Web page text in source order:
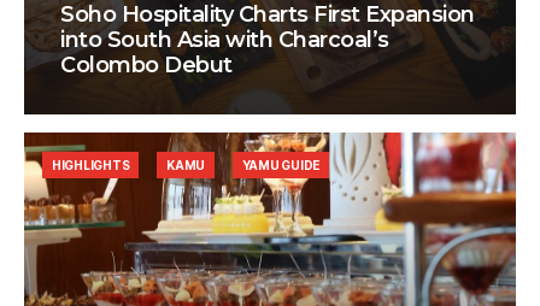
Soho Hospitality Charts First Expansion
into South Asia with Charcoal’s
Colombo Debut
HIGHLIGHTS KAMU YAMU GUIDE